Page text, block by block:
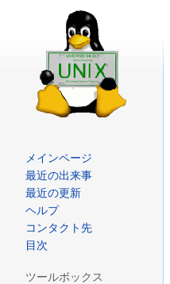
メインページ
最近の出来事
最近の更新
ヘルプ
コンタクト先
目次
ツールボックス